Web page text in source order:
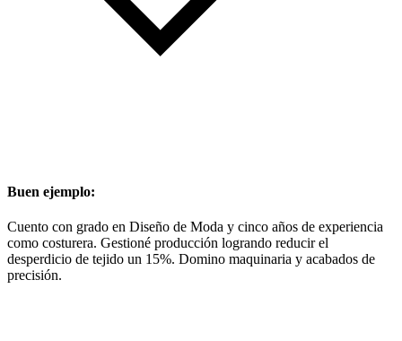
Buen ejemplo:
Cuento con grado en Diseño de Moda y cinco años de experiencia
como costurera. Gestioné producción logrando reducir el
desperdicio de tejido un 15%. Domino maquinaria y acabados de
precisión.